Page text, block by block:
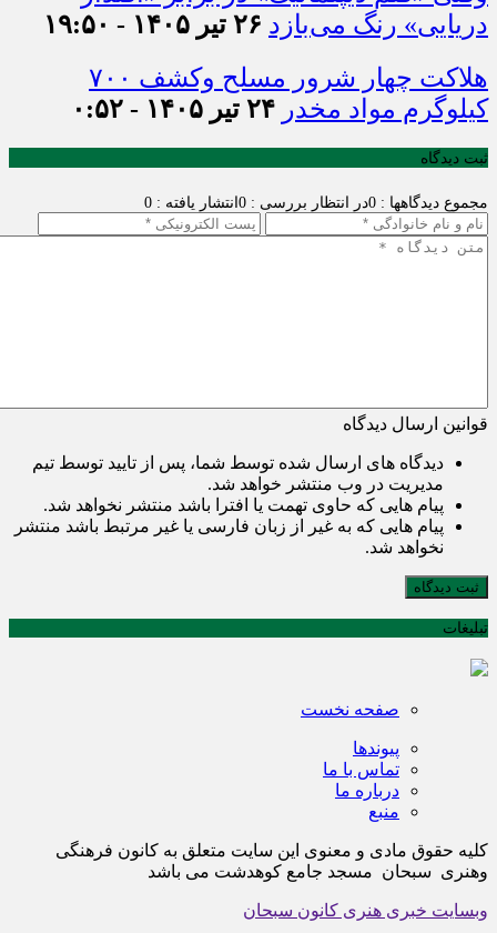
دریایی» رنگ می‌بازد ۲۶ تیر ۱۴۰۵ - ۱۹:۵۰
هلاکت چهار شرور مسلح وکشف ۷۰۰
کیلوگرم مواد مخدر ۲۴ تیر ۱۴۰۵ - ۰:۵۲
ثبت دیدگاه
مجموع دیدگاهها : 0 در انتظار بررسی : 0 انتشار یافته : 0
قوانین ارسال دیدگاه
دیدگاه های ارسال شده توسط شما، پس از تایید توسط تیم
مدیریت در وب منتشر خواهد شد.
پیام هایی که حاوی تهمت یا افترا باشد منتشر نخواهد شد.
پیام هایی که به غیر از زبان فارسی یا غیر مرتبط باشد منتشر
نخواهد شد.
ثبت دیدگاه
تبلیغات
صفحه نخست
پیوندها
تماس با ما
درباره ما
منبع
کلیه حقوق مادی و معنوی این سایت متعلق به کانون فرهنگی
وهنری سبحان مسجد جامع کوهدشت می باشد
وبسایت خبری هنری کانون سبحان